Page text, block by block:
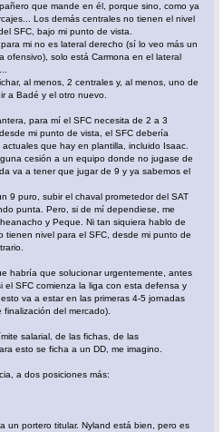
que mande en él, porque sino, como ya
Los demás centrales no tienen el nivel
SFC, bajo mi punto de vista.
mi no es lateral derecho (sí lo veo más un
ofensivo), solo está Carmona en el lateral
al menos, 2 centrales y, al menos, uno de
a Badé y el otro nuevo.
para mí el SFC necesita de 2 a 3
mi punto de vista, el SFC debería
que hay en plantilla, incluido Isaac.
cesión a un equipo donde no jugase de
va a tener que jugar de 9 y ya sabemos el
9 puro, subir el chaval prometedor del SAT
punta. Pero, si de mí dependiese, me
y Peque. Ni tan siquiera hablo de
tienen nivel para el SFC, desde mi punto de
habría que solucionar urgentemente, antes
el SFC comienza la liga con esta defensa y
va a estar en las primeras 4-5 jornadas
del mercado).
salarial, de las fichas, de las
esto se ficha a un DD, me imagino.
a dos posiciones más:
un portero titular. Nyland está bien, pero es